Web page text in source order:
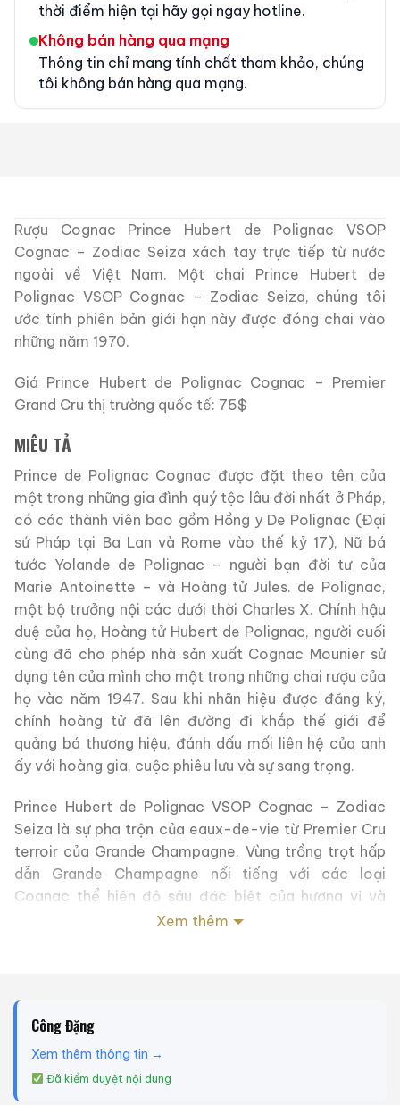
thời điểm hiện tại hãy gọi ngay hotline.
Không bán hàng qua mạng
Thông tin chỉ mang tính chất tham khảo, chúng
tôi không bán hàng qua mạng.
Rượu Cognac Prince Hubert de Polignac VSOP
Cognac – Zodiac Seiza xách tay trực tiếp từ nước
ngoài về Việt Nam. Một chai Prince Hubert de
Polignac VSOP Cognac – Zodiac Seiza, chúng tôi
ước tính phiên bản giới hạn này được đóng chai vào
những năm 1970.
Giá Prince Hubert de Polignac Cognac – Premier
Grand Cru thị trường quốc tế: 75$
MIÊU TẢ
Prince de Polignac Cognac được đặt theo tên của
một trong những gia đình quý tộc lâu đời nhất ở Pháp,
có các thành viên bao gồm Hồng y De Polignac (Đại
sứ Pháp tại Ba Lan và Rome vào thế kỷ 17), Nữ bá
tước Yolande de Polignac – người bạn đời tư của
Marie Antoinette – và Hoàng tử Jules. de Polignac,
một bộ trưởng nội các dưới thời Charles X. Chính hậu
duệ của họ, Hoàng tử Hubert de Polignac, người cuối
cùng đã cho phép nhà sản xuất Cognac Mounier sử
dụng tên của mình cho một trong những chai rượu của
họ vào năm 1947. Sau khi nhãn hiệu được đăng ký,
chính hoàng tử đã lên đường đi khắp thế giới để
quảng bá thương hiệu, đánh dấu mối liên hệ của anh
ấy với hoàng gia, cuộc phiêu lưu và sự sang trọng.
Prince Hubert de Polignac VSOP Cognac – Zodiac
Seiza là sự pha trộn của eaux-de-vie từ Premier Cru
terroir của Grande Champagne. Vùng trồng trọt hấp
dẫn Grande Champagne nổi tiếng với các loại
Cognac thể hiện độ sâu đặc biệt của hương vị và
hương hoa phức tạp, thường kéo theo hậu vị kéo dài.
Chai Prince Hubert de Polignac VSOP Cognac –
Zodiac Seiza đặc biệt này có một loại rượu cognac
chất lượng đặc biệt bên trong. Được trình bày trong
một hình dạng chai độc đáo, đây là một chai có giá
Xem thêm
Công Đặng
Xem thêm thông tin →
Đã kiểm duyệt nội dung